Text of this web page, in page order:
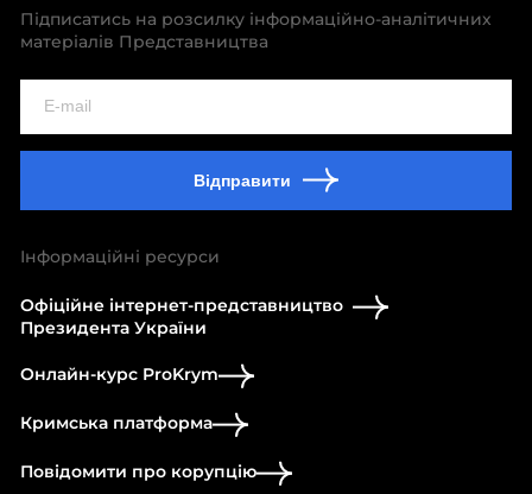
Підписатись на розсилку інформаційно-аналітичних
матеріалів Представництва
Відправити
Інформаційні ресурси
Офіційне інтернет-представництво
Президента України
Онлайн-курс ProKrym
Кримська платформа
Повідомити про корупцію